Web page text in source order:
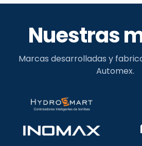
Nuestras
Marcas desarrolladas y
Automex.